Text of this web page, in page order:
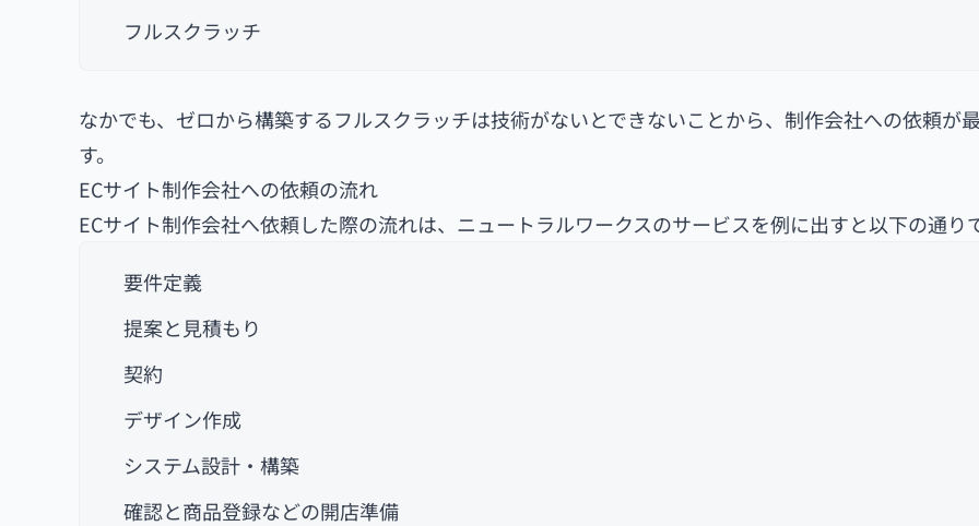
フルスクラッチ
なかでも、ゼロから構築するフルスクラッチは技術がないとできないことから、制作会社への依頼が
す。
ECサイト制作会社への依頼の流れ
ECサイト制作会社へ依頼した際の流れは、ニュートラルワークスのサービスを例に出すと以下の通り
要件定義
提案と見積もり
契約
デザイン作成
システム設計・構築
確認と商品登録などの開店準備